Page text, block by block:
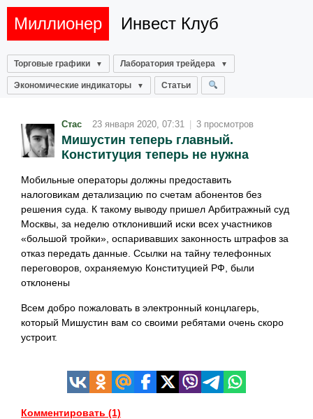
Миллионер Инвест Клуб
Торговые графики Лаборатория трейдера
Экономические индикаторы Статьи
Стас 23 января 2020, 07:31 3 просмотров
Мишустин теперь главный.
Конституция теперь не нужна
Мобильные операторы должны предоставить
налоговикам детализацию по счетам абонентов без
решения суда. К такому выводу пришел Арбитражный суд
Москвы, за неделю отклонивший иски всех участников
«большой тройки», оспаривавших законность штрафов за
отказ передать данные. Ссылки на тайну телефонных
переговоров, охраняемую Конституцией РФ, были
отклонены
Всем добро пожаловать в электронный концлагерь,
который Мишустин вам со своими ребятами очень скоро
устроит.
Комментировать (1)